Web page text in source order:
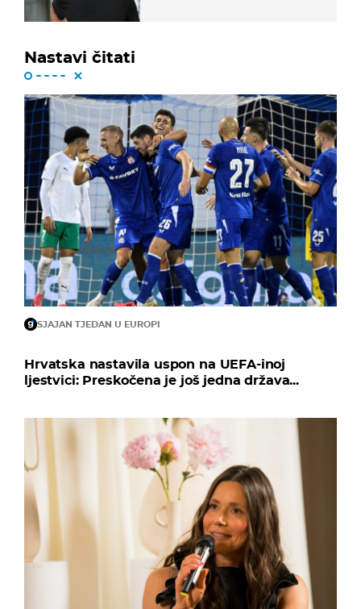
Nastavi čitati
SJAJAN TJEDAN U EUROPI
Hrvatska nastavila uspon na UEFA-inoj
ljestvici: Preskočena je još jedna država...